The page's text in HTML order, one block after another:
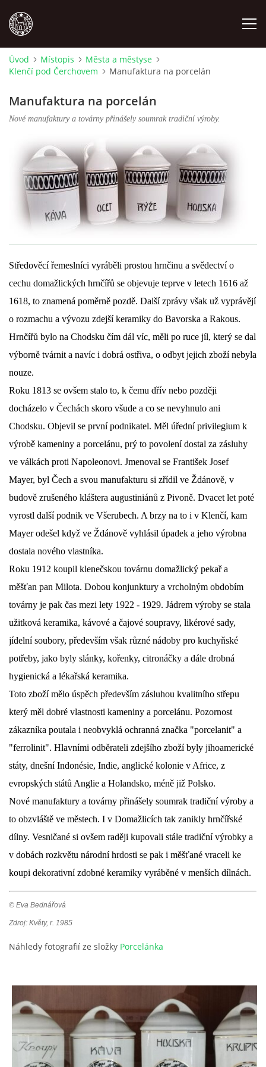
MÍSTOPIS
NÁRODOPIS
OSOBNOSTI
OSTATNÍ
ODKAZY
DŮL NA SLÍDU (NA KOLE)
Kontakt:
info@domdej.cz
--------------------------------------------------------------
Tento projekt je realizován za finanční podpory
města Domažlice.
© 2026 eStránky.cz |Aktualizováno: 17. 7. 2026|Nahoru ↑
Úvod Místopis
Města a městyse
Klenčí pod Čerchovem
Manufaktura na porcelán
Manufaktura na porcelán
Nové manufaktury a továrny přinášely soumrak tradiční výroby.
Středověcí řemeslníci vyráběli prostou hrnčinu a svědectví o
cechu domažlických hrnčířů se objevuje teprve v letech 1616 až
1618, to znamená poměrně pozdě. Další zprávy však už vyprávějí
o rozmachu a vývozu zdejší keramiky do Bavorska a Rakous.
Hrnčířů bylo na Chodsku čím dál víc, měli po ruce jíl, který se dal
výborně tvárnit a navíc i dobrá ostřiva, o odbyt jejich zboží nebyla
nouze.
Roku 1813 se ovšem stalo to, k čemu dřív nebo později
docházelo v Čechách skoro všude a co se nevyhnulo ani
Chodsku. Objevil se první podnikatel. Měl úřední privilegium k
výrobě kameniny a porcelánu, prý to povolení dostal za zásluhy
ve válkách proti Napoleonovi. Jmenoval se František Josef
Mayer, byl Čech a svou manufakturu si zřídil ve Ždánově, v
budově zrušeného kláštera augustiniánů z Pivoně. Dvacet let poté
vyrostl další podnik ve Všerubech. A brzy na to i v Klenčí, kam
Mayer odešel když ve Ždánově vyhlásil úpadek a jeho výrobna
dostala nového vlastníka.
Roku 1912 koupil klenečskou továrnu domažlický pekař a
měšťan pan Milota. Dobou konjunktury a vrcholným obdobím
továrny je pak čas mezi lety 1922 - 1929. Jádrem výroby se stala
užitková keramika, kávové a čajové soupravy, likérové sady,
jídelní soubory, především však různé nádoby pro kuchyňské
potřeby, jako byly slánky, kořenky, citronáčky a dále drobná
hygienická a lékařská keramika.
Toto zboží mělo úspěch především zásluhou kvalitního střepu
který měl dobré vlastnosti kameniny a porcelánu. Pozornost
zákazníka poutala i neobvyklá ochranná značka "porcelanit" a
"ferrolinit". Hlavními odběrateli zdejšího zboží byly jihoamerické
státy, dnešní Indonésie, Indie, anglické kolonie v Africe, z
evropských států Anglie a Holandsko, méně již Polsko.
Nové manufaktury a továrny přinášely soumrak tradiční výroby a
to obzvláště ve městech. I v Domažlicích tak zanikly hrnčířské
dílny. Vesničané si ovšem raději kupovali stále tradiční výrobky a
v dobách rozkvětu národní hrdosti se pak i měšťané vraceli ke
koupi dekorativní zdobné keramiky vyráběné v menších dílnách.
© Eva Bednářová
Zdroj: Květy, r. 1985
Náhledy fotografií ze složky Porcelánka